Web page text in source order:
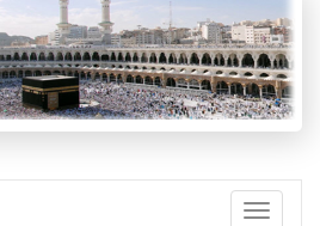
Toggle